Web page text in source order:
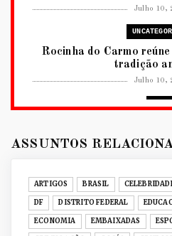
Julho 10,
Rocinha do Carmo
tradição
Julho 10,
BRASÍLIA COM
Senac-DF leva oficinas
Expochê
Junho 15,
ASSUNTOS
ARTIGOS BRASIL
DF DISTRITO FEDERAL
ECONOMIA EMBAIXADAS